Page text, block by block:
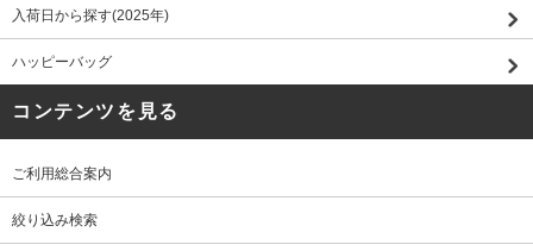
入荷日から探す(2025年)
ハッピーバッグ
コンテンツを見る
ご利用総合案内
絞り込み検索